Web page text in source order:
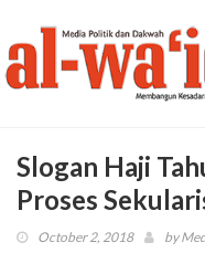
Slogan Haji
Proses
October 2, 2018 by